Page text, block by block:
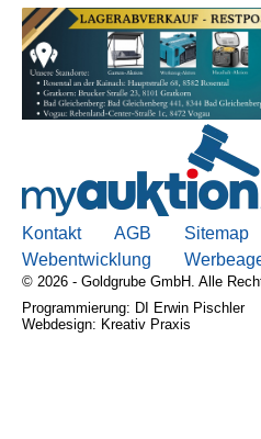
Kontakt AGB Sitemap
Webentwicklung
© 2026 - Goldgrube GmbH. Alle
Programmierung: DI Erwin Pischler
Webdesign: Kreativ Praxis